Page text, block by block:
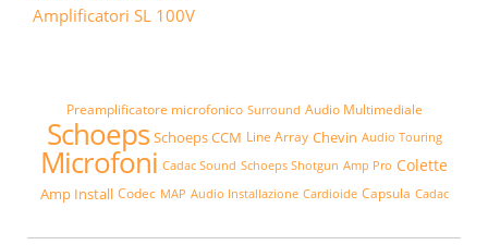
Amplificatori SL 100V
Preamplificatore microfonico Surround Audio Multimediale
Schoeps Schoeps CCM Line Array Chevin Audio Touring
Microfoni Cadac Sound Schoeps Shotgun Amp Pro Colette
Amp Install Codec MAP Audio Installazione Cardioide Capsula Cadac